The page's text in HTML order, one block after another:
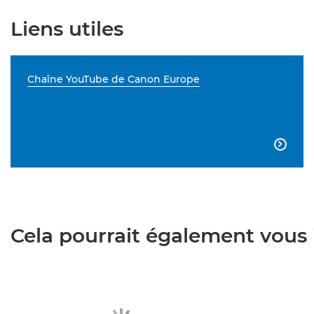
Liens utiles
Chaîne YouTube de Canon Europe

Cela pourrait également vous